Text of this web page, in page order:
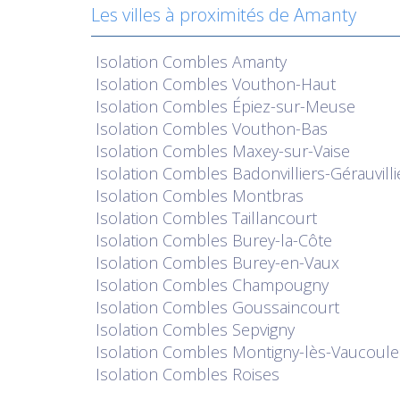
Les villes à proximités de Amanty
Isolation Combles Amanty
Isolation Combles Vouthon-Haut
Isolation Combles Épiez-sur-Meuse
Isolation Combles Vouthon-Bas
Isolation Combles Maxey-sur-Vaise
Isolation Combles Badonvilliers-
Isolation Combles Montbras
Isolation Combles Taillancourt
Isolation Combles Burey-la-Côte
Isolation Combles Burey-en-Vaux
Isolation Combles Champougny
Isolation Combles Goussaincourt
Isolation Combles Sepvigny
Isolation Combles Montigny-lès-
Isolation Combles Roises